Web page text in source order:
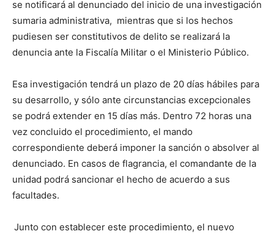
se notificará al denunciado del inicio de una investigación
sumaria administrativa, mientras que si los hechos
pudiesen ser constitutivos de delito se realizará la
denuncia ante la Fiscalía Militar o el Ministerio Público.
Esa investigación tendrá un plazo de 20 días hábiles para
su desarrollo, y sólo ante circunstancias excepcionales
se podrá extender en 15 días más. Dentro 72 horas una
vez concluido el procedimiento, el mando
correspondiente deberá imponer la sanción o absolver al
denunciado. En casos de flagrancia, el comandante de la
unidad podrá sancionar el hecho de acuerdo a sus
facultades.
Junto con establecer este procedimiento, el nuevo